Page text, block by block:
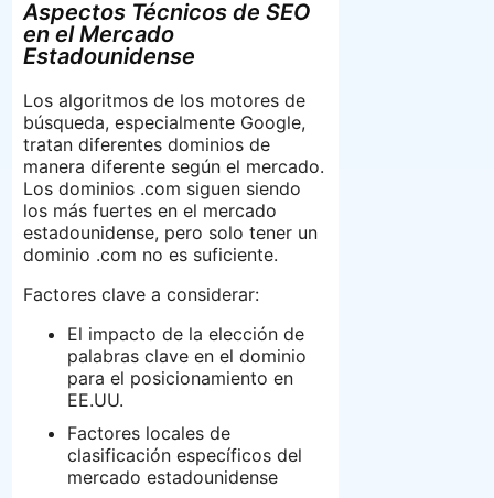
Aspectos Técnicos de SEO
en el Mercado
Estadounidense
Los algoritmos de los motores de
búsqueda, especialmente Google,
tratan diferentes dominios de
manera diferente según el mercado.
Los dominios .com siguen siendo
los más fuertes en el mercado
estadounidense, pero solo tener un
dominio .com no es suficiente.
Factores clave a considerar:
El impacto de la elección de
palabras clave en el dominio
para el posicionamiento en
EE.UU.
Factores locales de
clasificación específicos del
mercado estadounidense